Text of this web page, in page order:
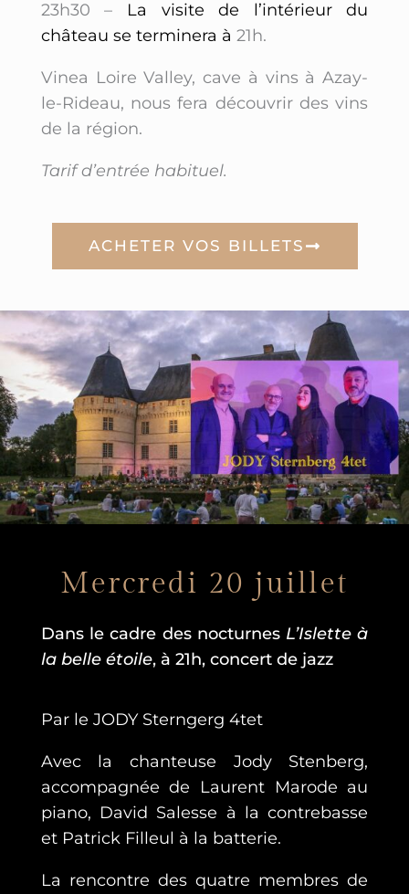
23h30 – La visite de l’intérieur du
château se terminera à 21h.
Vinea Loire Valley, cave à vins à Azay-
le-Rideau, nous fera découvrir des vins
de la région.
Tarif d’entrée habituel.
ACHETER VOS BILLETS
Mercredi 20 juillet
Dans le cadre des nocturnes L’Islette à
la belle étoile, à 21h, concert de jazz
Par le JODY Sterngerg 4tet
Avec la chanteuse Jody Stenberg,
accompagnée de Laurent Marode au
piano, David Salesse à la contrebasse
et Patrick Filleul à la batterie.
La rencontre des quatre membres de